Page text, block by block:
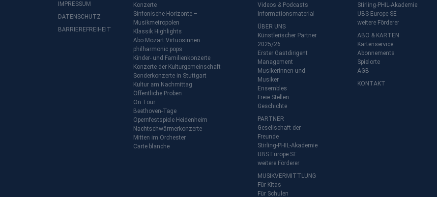
IMPRESSUM
DATENSCHUTZ
BARRIEREFREIHEIT
Konzerte
Sinfonische Horizonte –
Musikmetropolen
Klassik Highlights
Abo Mozart Virtuosinnen
philharmonic pops
Kinder- und Familienkonzerte
Konzerte der Kulturgemeinschaft
Sonderkonzerte in Stuttgart
Kultur am Nachmittag
Öffentliche Proben
On Tour
Beethoven-Tage
Opernfestspiele Heidenheim
Nachtschwärmerkonzerte
Mitten im Orchester
Carte blanche
Videos & Podcasts
Informationsmaterial
ÜBER UNS
Künstlerischer Partner
2025/26
Erster Gastdirigent
Management
Musikerinnen und
Musiker
Ensembles
Freie Stellen
Geschichte
PARTNER
Gesellschaft der
Freunde
Stirling-PHIL-Akademie
UBS Europe SE
weitere Förderer
MUSIKVERMITTLUNG
Für Kitas
Für Schulen
Stirling-PHIL-Akademie
UBS Europe SE
weitere Förderer
ABO & KARTEN
Kartenservice
Abonnements
Spielorte
AGB
KONTAKT